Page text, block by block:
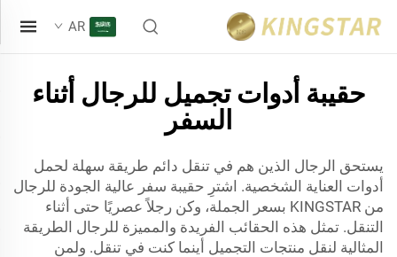
AR
حقيبة أدوات تجميل للرجال أثناء
السفر
يستحق الرجال الذين هم في تنقل دائم طريقة سهلة لحمل
أدوات العناية الشخصية. اشترِ حقيبة سفر عالية الجودة للرجال
من KINGSTAR بسعر الجملة، وكن رجلاً عصريًا حتى أثناء
التنقل. تمثل هذه الحقائب الفريدة والمميزة للرجال الطريقة
المثالية لنقل منتجات التجميل أينما كنت في تنقل. ولمن